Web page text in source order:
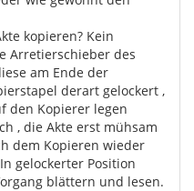
kopieren? Kein
Arretierschieber des
am Ende der
derart gelockert ,
den Kopierer legen
, die Akte erst mühsam
dem Kopieren wieder
gelockerter Position
blättern und lesen.